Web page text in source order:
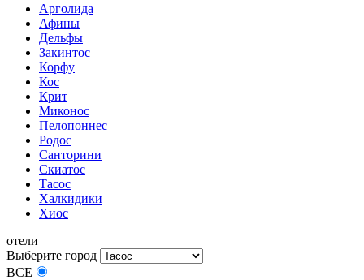
Арголида
Афины
Дельфы
Закинтос
Корфу
Кос
Крит
Миконос
Пелопоннес
Родос
Санторини
Скиатос
Тасос
Халкидики
Хиос
отели
Выберите город
ВСЕ